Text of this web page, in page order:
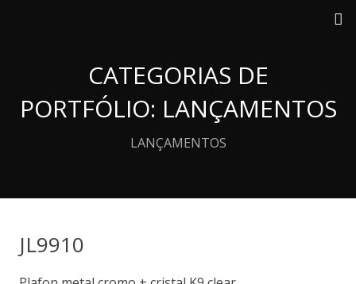
CATEGORIAS DE
PORTFÓLIO: LANÇAMENTOS
LANÇAMENTOS
JL9910